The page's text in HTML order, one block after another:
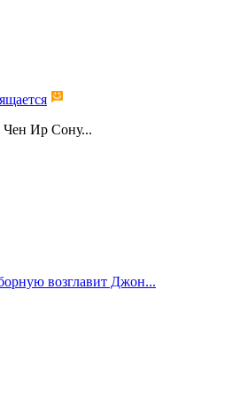
Чен Ир Сону...
возглавит Джон...